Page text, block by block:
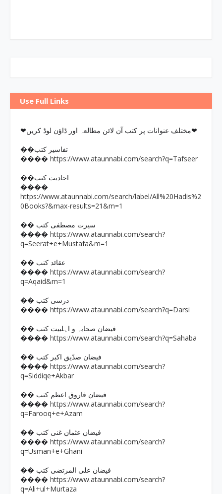
Use Full Links
❤مختلف عنوانات پر کتب آن لائن مطالعہ اور ڈاؤن لوڈ کریں❤
��تفاسیر کتب
���� https://www.ataunnabi.com/search?q=Tafseer
��احادیث کتب
����
https://www.ataunnabi.com/search/label/All%20Hadis%2
0Books?&max-results=21&m=1
�� سیرت مصطفی کتب
���� https://www.ataunnabi.com/search?
q=Seerat+e+Mustafa&m=1
�� عقائد کتب
���� https://www.ataunnabi.com/search?
q=Aqaid&m=1
�� درسی کتب
���� https://www.ataunnabi.com/search?q=Darsi
�� فیضان صحابہ و اہلبیت کتب
���� https://www.ataunnabi.com/search?q=Sahaba
�� فیضان صدّیق اکبر کتب
���� https://www.ataunnabi.com/search?
q=Siddiqe+Akbar
�� فیضان فاروق اعظم کتب
���� https://www.ataunnabi.com/search?
q=Farooq+e+Azam
�� فیضان عثمان غنی کتب
���� https://www.ataunnabi.com/search?
q=Usman+e+Ghani
�� فیضان علی المرتضی کتب
���� https://www.ataunnabi.com/search?
q=Ali+ul+Murtaza